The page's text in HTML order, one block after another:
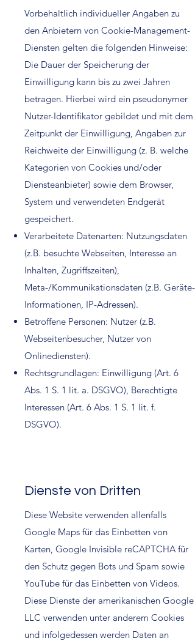
Vorbehaltlich individueller Angaben zu
den Anbietern von Cookie-Management-
Diensten gelten die folgenden Hinweise:
Die Dauer der Speicherung der
Einwilligung kann bis zu zwei Jahren
betragen. Hierbei wird ein pseudonymer
Nutzer-Identifikator gebildet und mit dem
Zeitpunkt der Einwilligung, Angaben zur
Reichweite der Einwilligung (z. B. welche
Kategorien von Cookies und/oder
Diensteanbieter) sowie dem Browser,
System und verwendeten Endgerät
gespeichert.
Verarbeitete Datenarten: Nutzungsdaten
(z.B. besuchte Webseiten, Interesse an
Inhalten, Zugriffszeiten),
Meta-/Kommunikationsdaten (z.B. Geräte-
Informationen, IP-Adressen).
Betroffene Personen: Nutzer (z.B.
Webseitenbesucher, Nutzer von
Onlinediensten).
Rechtsgrundlagen: Einwilligung (Art. 6
Abs. 1 S. 1 lit. a. DSGVO), Berechtigte
Interessen (Art. 6 Abs. 1 S. 1 lit. f.
DSGVO).
Dienste von Dritten
Diese Website verwenden allenfalls
Google Maps für das Einbetten von
Karten, Google Invisible reCAPTCHA für
den Schutz gegen Bots und Spam sowie
YouTube für das Einbetten von Videos.
Diese Dienste der amerikanischen Google
LLC verwenden unter anderem Cookies
und infolgedessen werden Daten an